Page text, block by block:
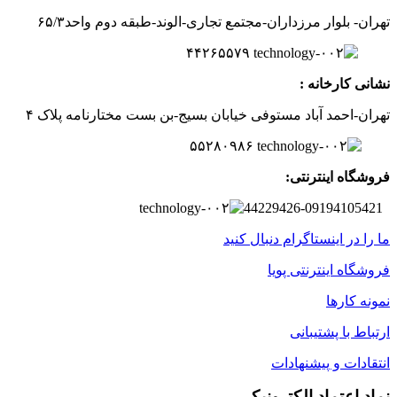
تهران- بلوار مرزداران-مجتمع تجاری-الوند-طبقه دوم واحد۶ ۵/۳
۲۶۵۵۷۹
نشانی کارخانه :
تهران- احمد آباد مستوفی خیابان بسیج-بن بست مختارنامه پلاک ۴
فروشگاه اینترنتی:
44229426-09194105421
ما را در اینستاگرام دنبال کنید
فروشگاه اینترنتی پویا
نمونه کارها
ارتباط با پشتیبانی
انتقادات و پیشنهادات